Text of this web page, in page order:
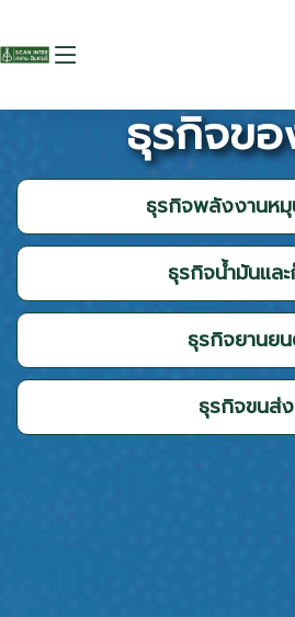
ธุรกิจขอ
ธุรกิจพลังงานหมุ
ธุรกิจน้ำมันแล
ธุรกิจยานย
ธุรกิจขนส่ง